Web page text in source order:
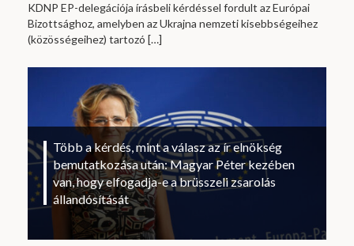
KDNP EP-delegációja írásbeli kérdéssel fordult az Európai
Bizottsághoz, amelyben az Ukrajna nemzeti kisebbségeihez
(közösségeihez) tartozó […]
Több a kérdés, mint a válasz az ír elnökség
bemutatkozása után: Magyar Péter kezében
van, hogy elfogadja-e a brüsszeli zsarolás
állandósítását